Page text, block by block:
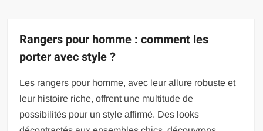
Rangers pour homme : comment les
porter avec style ?
Les rangers pour homme, avec leur allure robuste et
leur histoire riche, offrent une multitude de
possibilités pour un style affirmé. Des looks